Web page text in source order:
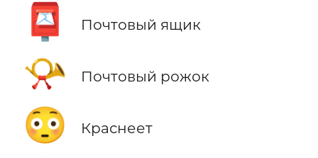
📮 Почтовый ящик
📯 Почтовый рожок
😳 Краснеет